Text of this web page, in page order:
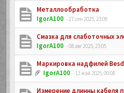
Металлообработка
IgorA100 - 27 сен 2025, 23:09
Смазка для слаботочных
IgorA100 - 08 авг 2025, 23:05
Маркировка надфилей
IgorA100 - 13 май 2025, 00:08
Измерение длинны кабеля